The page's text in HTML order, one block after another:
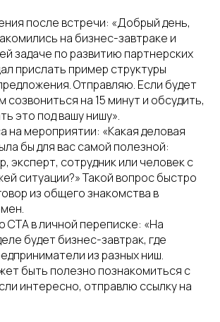
после встречи: «Добрый день,
на бизнес-завтраке и
задаче по развитию партнерских
прислать пример структуры
Отправляю. Если будет
на 15 минут и обсудить,
это под вашу нишу».
на мероприятии: «Какая деловая
бы для вас самой полезной:
эксперт, сотрудник или человек с
ситуации?» Такой вопрос быстро
из общего знакомства в
CTA в личной переписке: «На
будет бизнес-завтрак, где
из разных ниш.
быть полезно познакомиться с
интересно, отправлю ссылку на